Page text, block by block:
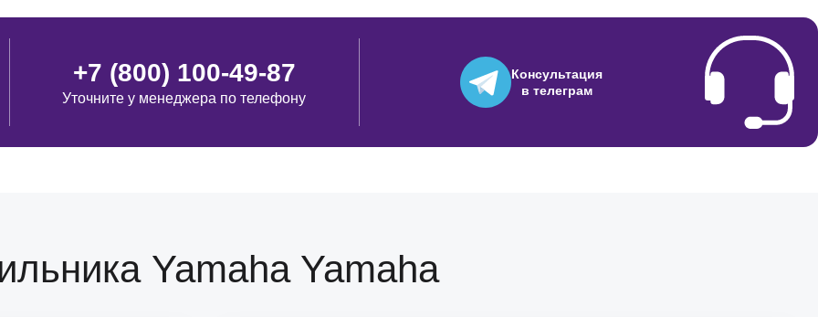
от 70 800
от 100
+7 (800) 100-49-87
Уточните у менеджера по телефону
Консультация
в телеграм
Yamaha Yamaha